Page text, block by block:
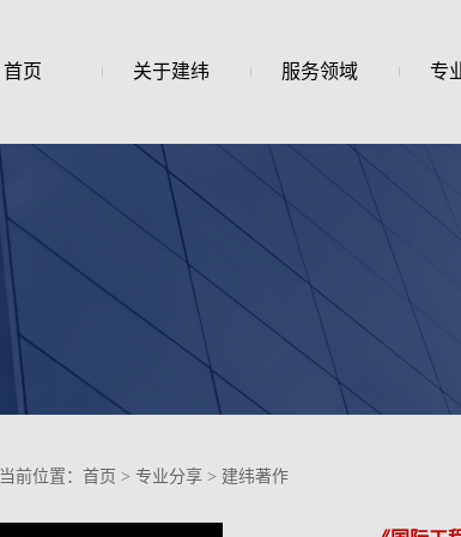
首页 关于建纬 服务领域 专
当前位置： 首页 > 专业分享 > 建纬著作